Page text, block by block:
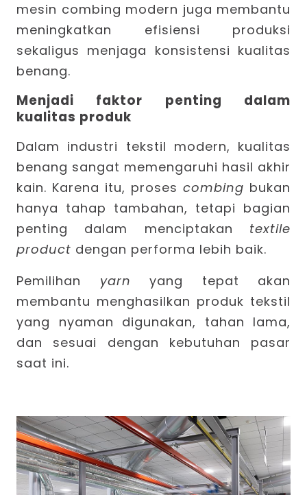
mesin combing modern juga membantu
meningkatkan efisiensi produksi
sekaligus menjaga konsistensi kualitas
benang.
Menjadi faktor penting dalam
kualitas produk
Dalam industri tekstil modern, kualitas
benang sangat memengaruhi hasil akhir
kain. Karena itu, proses combing bukan
hanya tahap tambahan, tetapi bagian
penting dalam menciptakan textile
product dengan performa lebih baik.
Pemilihan yarn yang tepat akan
membantu menghasilkan produk tekstil
yang nyaman digunakan, tahan lama,
dan sesuai dengan kebutuhan pasar
saat ini.